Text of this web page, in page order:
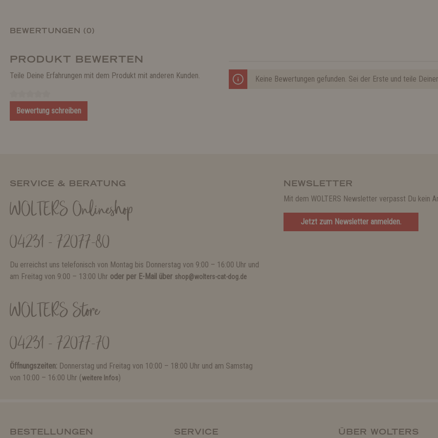
BEWERTUNGEN (0)
PRODUKT BEWERTEN
Teile Deine Erfahrungen mit dem Produkt mit anderen Kunden.
Bewertung schreiben
Keine Bewertungen gefunden. Sei der Erste und teile
SERVICE & BERATUNG
WOLTERS Onlineshop
04231 - 72077-80
Du erreichst uns telefonisch von Montag bis Donnerstag von 9:00 – 16:00 Uhr und
am Freitag von 9:00 – 13:00 Uhr oder per E-Mail über shop@wolters-cat-dog.de
WOLTERS Store
04231 - 72077-70
Öffnungszeiten: Donnerstag und Freitag von 10:00 – 18:00 Uhr und am Samstag
von 10:00 – 16:00 Uhr (weitere Infos)
NEWSLETTER
Mit dem WOLTERS Newsletter verpasst Du kein
Jetzt zum Newsletter anmelden.
BESTELLUNGEN SERVICE ÜBER WOLTERS